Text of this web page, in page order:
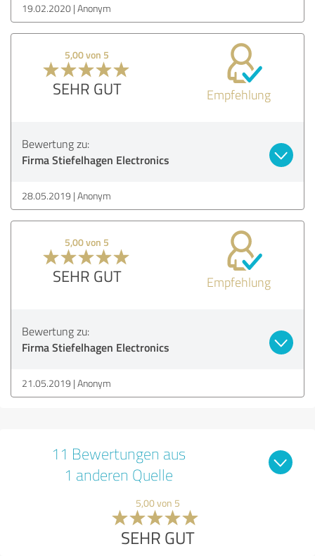
19.02.2020 Anonym
5,00 von 5
SEHR GUT Empfehlung
Bewertung zu:
Firma Stiefelhagen Electronics
28.05.2019 Anonym
5,00 von 5
SEHR GUT Empfehlung
Bewertung zu:
Firma Stiefelhagen Electronics
21.05.2019 Anonym
11 Bewertungen aus
1 anderen Quelle
5,00 von 5
SEHR GUT